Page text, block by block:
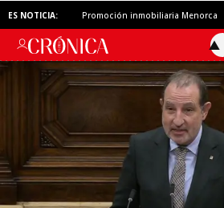
ES NOTICIA: Promoción inmobiliaria Menorca